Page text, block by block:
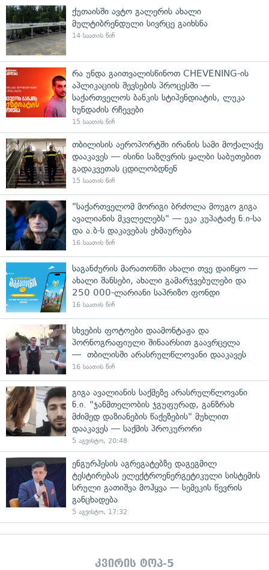
ქუთაისში ავტო გალერის ახალი
მულტიბრენდული სივრცე გაიხსნა
14 საათის წინ
რა უნდა გაითვალისწინოთ CHEVENING-ის
აპლიკაციის შევსების პროცესში —
საქართველოს ბანკის სტიპენდიატის, ლუკა
ხუნდაძის რჩევები
15 საათის წინ
თბილისის აეროპორტში ირანის სამი მოქალაქე
დააკავეს — ისინი საზღვრის ყალბი საბუთებით
გადაკვეთას ცდილობდნენ
15 საათის წინ
"საქართველომ მორიგი ბრძოლა მოუგო გიგა
ავალიანის მკვლელებს" — ეკა კუპატაძე ნ.ი-სა
და ა.ბ-ს დაკავებას ეხმაურება
16 საათის წინ
საგანძურის მარათონში ახალი თვე დაიწყო —
ახალი შანსები, ახალი გამარჯვებულები და
250 000-ლარიანი საპრიზო ფონდი
16 საათის წინ
სხვების ფოტოები დაამონტაჟა და
პორნოგრაფიული შინაარსით გაავრცელა
— თბილისში არასრულწლოვანი დააკავეს
16 საათის წინ
გიგა ავალიანის საქმეზე არასრულწლოვანი
ნ.ი. "ჯანმთელობის ჯგუფურად, განზრახ
მძიმედ დაზიანების წაქეზების" მუხლით
დააკავეს — საქმის პროკურორი
5 აგვისტო, 20:48
ენგურჰესის აგრეგატებზე დაგეგმილ
ტესტირებას ელექტროენერგეტიკული სისტემის
სრული გათიშვა მოჰყვა — სემეკის წევრის
განცხადება
5 აგვისტო, 17:32
კვირის ტოპ-5